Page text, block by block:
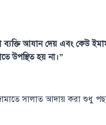
আযান দেয় এবং কেউ
উপস্থিত হয় না।”
সালাত আদায় করা শুধু